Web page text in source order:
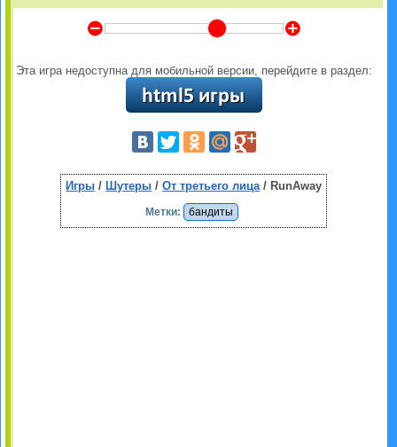
Y Z
Эта игра недоступна для мобильной версии, перейдите в раздел:
Игры / Шутеры /От третьего лица/ RunAway
Метки: бандиты